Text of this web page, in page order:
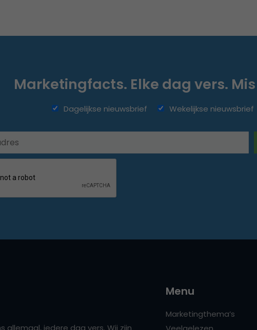
Marketingfacts. Elke dag vers.
Dagelijkse nieuwsbrief Wekelijkse nieuwsbrief
iedere dag vers. Wij zijn
Menu
Marketingthema’s